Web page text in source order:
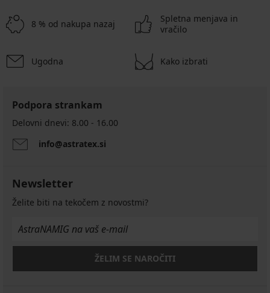
8 % od nakupa nazaj
Spletna menjava in
vračilo
Ugodna Kako izbrati
Podpora strankam
Delovni dnevi: 8.00 - 16.00
info@astratex.si
Newsletter
Želite biti na tekočem z novostmi?
ŽELIM SE NAROČITI